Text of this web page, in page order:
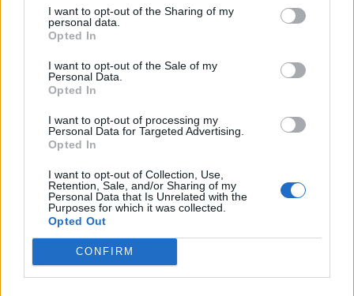
I want to opt-out of the Sharing of my
personal data.
Opted In
I want to opt-out of the Sale of my
Personal Data.
Opted In
I want to opt-out of processing my
Personal Data for Targeted Advertising.
Opted In
I want to opt-out of Collection, Use,
Retention, Sale, and/or Sharing of my
Personal Data that Is Unrelated with the
Purposes for which it was collected.
Opted Out
CONFIRM
Ft-ról 230.6 Ft-ra. Az adótartalom változásával
kapcsolatban érdemes kiemelni, hogy a MOL-nak nincs
ráhatása a folyamatra. Elsőként érdemes áttekinteni a 13
európai ország üzemanyagtartalmára vonatkozó grafikont.
Romániát leszámítva a 95-ös benzin árának 57%...
KEDVES OLVASÓNK!
tartozik, melynek olvasása előfizetéses
regisztrációhoz kötött.
Portfolio.hu teljes cikkarchívum